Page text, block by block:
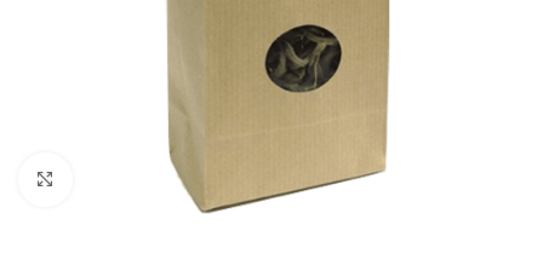
Click to enlarge